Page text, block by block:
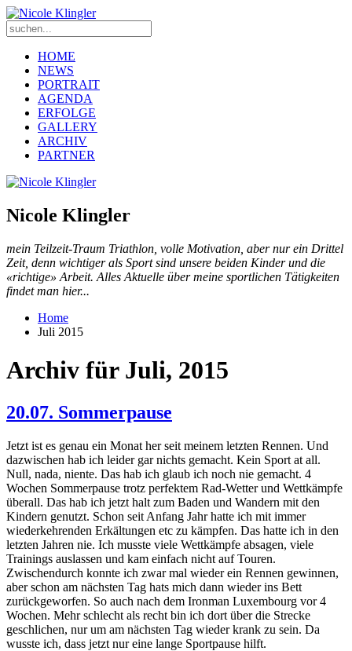
HOME
NEWS
PORTRAIT
AGENDA
ERFOLGE
GALLERY
ARCHIV
PARTNER
Nicole Klingler
mein Teilzeit-Traum Triathlon, volle Motivation, aber nur ein Drittel
Zeit, denn wichtiger als Sport sind unsere beiden Kinder und die
«richtige» Arbeit. Alles Aktuelle über meine sportlichen Tätigkeiten
findet man hier...
Home
Juli 2015
Archiv für Juli, 2015
20.07. Sommerpause
Jetzt ist es genau ein Monat her seit meinem letzten Rennen. Und
dazwischen hab ich leider gar nichts gemacht. Kein Sport at all.
Null, nada, niente. Das hab ich glaub ich noch nie gemacht. 4
Wochen Sommerpause trotz perfektem Rad-Wetter und Wettkämpfe
überall. Das hab ich jetzt halt zum Baden und Wandern mit den
Kindern genutzt. Schon seit Anfang Jahr hatte ich mit immer
wiederkehrenden Erkältungen etc zu kämpfen. Das hatte ich in den
letzten Jahren nie. Ich musste viele Wettkämpfe absagen, viele
Trainings auslassen und kam einfach nicht auf Touren.
Zwischendurch konnte ich zwar mal wieder ein Rennen gewinnen,
aber schon am nächsten Tag hats mich dann wieder ins Bett
zurückgeworfen. So auch nach dem Ironman Luxembourg vor 4
Wochen. Mehr schlecht als recht bin ich dort über die Strecke
geschlichen, nur um am nächsten Tag wieder krank zu sein. Da
wusste ich, dass jetzt nur eine lange Sportpause hilft.